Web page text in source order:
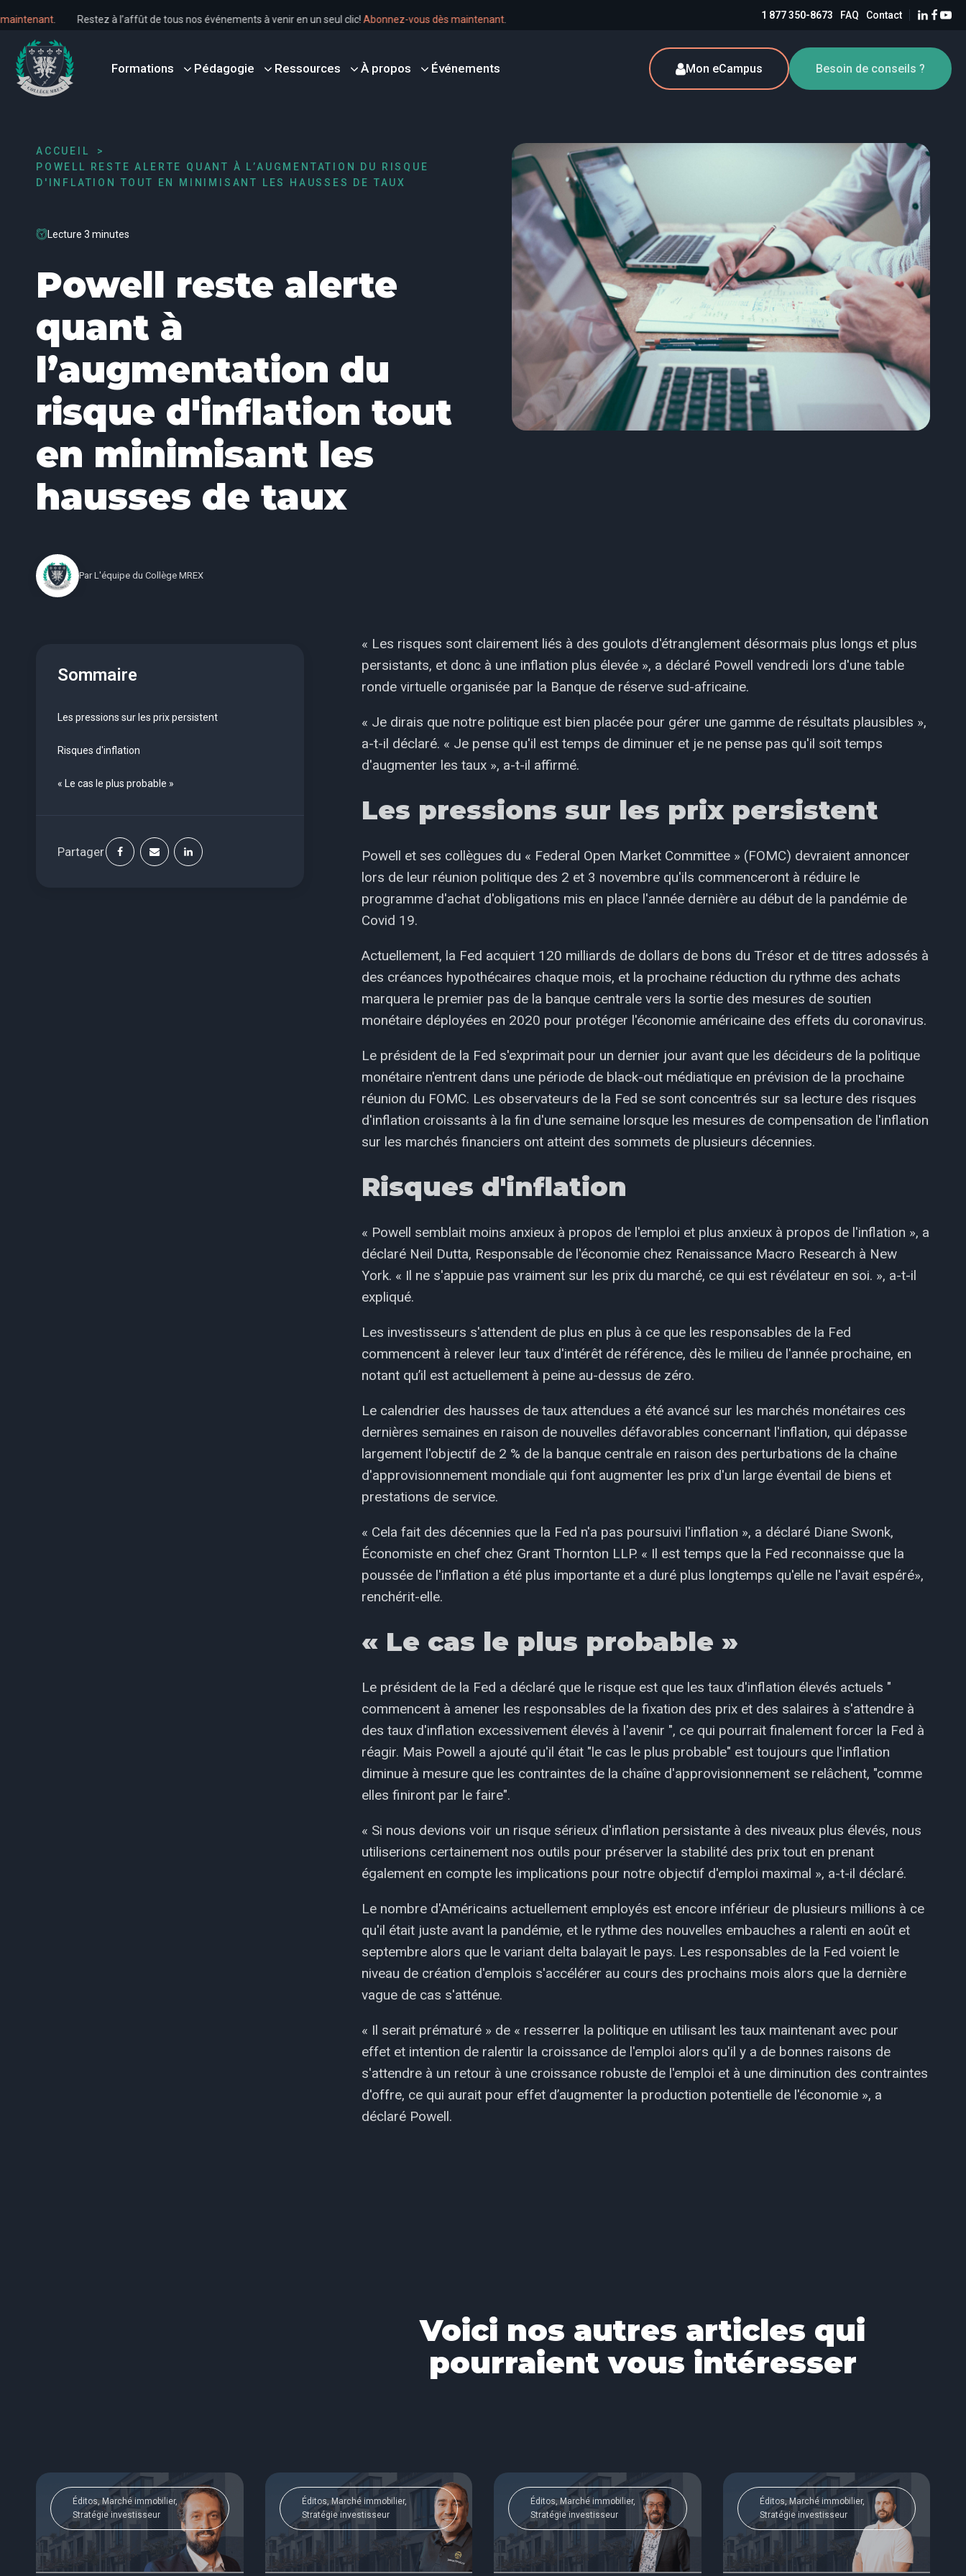
dès maintenant. Restez à l’affût de tous nos événements à venir en un seul clic!Abonnez-vous dès maintenant 1 877 350-8673 FAQ Contact
Formations Pédagogie Ressources À propos Événements Mon eCampus Besoin de conseils ?
ACCUEIL
POWELL RESTE ALERTE QUANT À L’AUGMENTATION DU RISQUE
D'INFLATION TOUT EN MINIMISANT LES HAUSSES DE TAUX
Lecture 3 minutes
Powell reste alerte
quant à
l’augmentation du
risque d'inflation tout
en minimisant les
hausses de taux
Par L'équipe du Collège MREX
Sommaire
Les pressions sur les prix persistent
Risques d'inflation
« Le cas le plus probable »
Partager
« Les risques sont clairement liés à des goulots d'étranglement désormais plus longs et plus
persistants, et donc à une inflation plus élevée », a déclaré Powell vendredi lors d'une table
ronde virtuelle organisée par la Banque de réserve sud-africaine.
« Je dirais que notre politique est bien placée pour gérer une gamme de résultats plausibles »,
a-t-il déclaré. « Je pense qu'il est temps de diminuer et je ne pense pas qu'il soit temps
d'augmenter les taux », a-t-il affirmé.
Les pressions sur les prix persistent
Powell et ses collègues du « Federal Open Market Committee » (FOMC) devraient annoncer
lors de leur réunion politique des 2 et 3 novembre qu'ils commenceront à réduire le
programme d'achat d'obligations mis en place l'année dernière au début de la pandémie de
Covid 19.
Actuellement, la Fed acquiert 120 milliards de dollars de bons du Trésor et de titres adossés à
des créances hypothécaires chaque mois, et la prochaine réduction du rythme des achats
marquera le premier pas de la banque centrale vers la sortie des mesures de soutien
monétaire déployées en 2020 pour protéger l'économie américaine des effets du coronavirus.
Le président de la Fed s'exprimait pour un dernier jour avant que les décideurs de la politique
monétaire n'entrent dans une période de black-out médiatique en prévision de la prochaine
réunion du FOMC. Les observateurs de la Fed se sont concentrés sur sa lecture des risques
d'inflation croissants à la fin d'une semaine lorsque les mesures de compensation de l'inflation
sur les marchés financiers ont atteint des sommets de plusieurs décennies.
Risques d'inflation
« Powell semblait moins anxieux à propos de l'emploi et plus anxieux à propos de l'inflation », a
déclaré Neil Dutta, Responsable de l'économie chez Renaissance Macro Research à New
York. « Il ne s'appuie pas vraiment sur les prix du marché, ce qui est révélateur en soi. », a-t-il
expliqué.
Les investisseurs s'attendent de plus en plus à ce que les responsables de la Fed
commencent à relever leur taux d'intérêt de référence, dès le milieu de l'année prochaine, en
notant qu’il est actuellement à peine au-dessus de zéro.
Le calendrier des hausses de taux attendues a été avancé sur les marchés monétaires ces
dernières semaines en raison de nouvelles défavorables concernant l'inflation, qui dépasse
largement l'objectif de 2 % de la banque centrale en raison des perturbations de la chaîne
d'approvisionnement mondiale qui font augmenter les prix d'un large éventail de biens et
prestations de service.
« Cela fait des décennies que la Fed n'a pas poursuivi l'inflation », a déclaré Diane Swonk,
Économiste en chef chez Grant Thornton LLP. « Il est temps que la Fed reconnaisse que la
poussée de l'inflation a été plus importante et a duré plus longtemps qu'elle ne l'avait espéré»,
renchérit-elle.
« Le cas le plus probable »
Le président de la Fed a déclaré que le risque est que les taux d'inflation élevés actuels "
commencent à amener les responsables de la fixation des prix et des salaires à s'attendre à
des taux d'inflation excessivement élevés à l'avenir ", ce qui pourrait finalement forcer la Fed à
réagir. Mais Powell a ajouté qu'il était "le cas le plus probable" est toujours que l'inflation
diminue à mesure que les contraintes de la chaîne d'approvisionnement se relâchent, "comme
elles finiront par le faire".
« Si nous devions voir un risque sérieux d'inflation persistante à des niveaux plus élevés, nous
utiliserions certainement nos outils pour préserver la stabilité des prix tout en prenant
également en compte les implications pour notre objectif d'emploi maximal », a-t-il déclaré.
Le nombre d'Américains actuellement employés est encore inférieur de plusieurs millions à ce
qu'il était juste avant la pandémie, et le rythme des nouvelles embauches a ralenti en août et
septembre alors que le variant delta balayait le pays. Les responsables de la Fed voient le
niveau de création d'emplois s'accélérer au cours des prochains mois alors que la dernière
vague de cas s'atténue.
« Il serait prématuré » de « resserrer la politique en utilisant les taux maintenant avec pour
effet et intention de ralentir la croissance de l'emploi alors qu'il y a de bonnes raisons de
s'attendre à un retour à une croissance robuste de l'emploi et à une diminution des contraintes
d'offre, ce qui aurait pour effet d’augmenter la production potentielle de l'économie », a
déclaré Powell.
Voici nos autres articles qui
pourraient vous intéresser
Éditos, Marché immobilier,
Stratégie investisseur
Éditos, Marché immobilier,
Stratégie investisseur
Éditos, Marché immobilier,
Stratégie investisseur
Éditos, Marché immobilier,
Stratégie investisseur